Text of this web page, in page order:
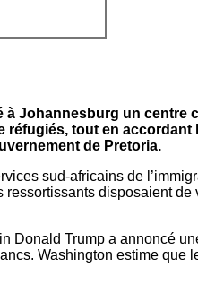
à Johannesburg un
réfugiés, tout en
de Pretoria.
sud-africains de
ressortissants disposaient
Donald Trump a annoncé
Washington estime